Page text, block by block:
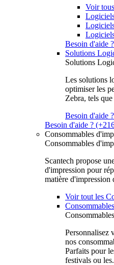
Voir
Besoin d'aide
Solutions
Solutions
Les solutions
optimiser les
Zebra, tels
Besoin d'aide
Besoin d'aide ?
Consommables
Consommables
Scantech propose
d'impression pour
matière d'impression
Voir tout les
Personnalisez
nos
Parfaits pour
festivals ou